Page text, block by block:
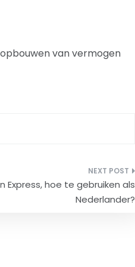
van vermogen
Express, hoe te gebruiken als
Nederlander?